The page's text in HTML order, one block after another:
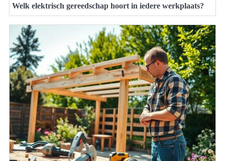
Welk elektrisch gereedschap hoort in iedere werkplaats?